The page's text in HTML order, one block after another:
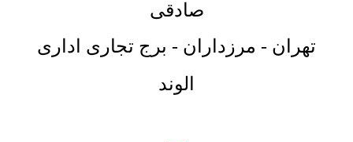
صادقی
تهران - مرزداران - برج تجاری اداری
الوند